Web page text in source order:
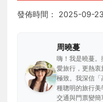
發佈時間： 2025-09-23
周曉蔓
嗨！我是曉蔓
愛旅行，更熱
極致。我深信
種聰明的旅行
交通與門票變